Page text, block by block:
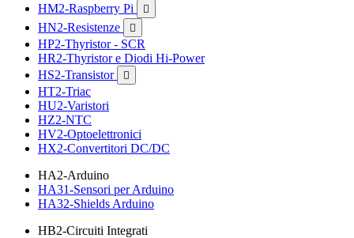
HM2-Raspberry Pi 
HN2-Resistenze 
HP2-Thyristor - SCR
HR2-Thyristor e Diodi Hi-Power
HS2-Transistor

HT2-Triac
HU2-Varistori
HZ2-NTC
HV2-Optoelettronici
HX2-Convertitori DC/DC
HA2-Arduino
HA31-Sensori per Arduino
HA32-Shields Arduino
HB2-Circuiti Integrati